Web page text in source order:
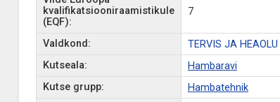
kvalifikatsiooniraamistikule
(EQF):
7
Valdkond:
TERVIS JA HEAOLU
Kutseala:
Hambaravi
Kutse grupp:
Hambatehnik